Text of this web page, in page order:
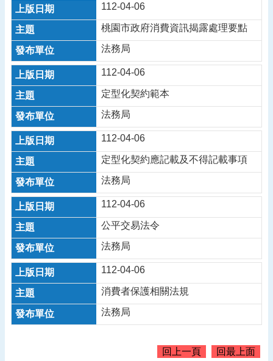
認
識
我
們
關
通
訊
錄
業
務
資
訊
便
民
服
務
府
資
訊
公
112-04-06
桃園市政府消費資訊揭露處理要點
法務局
112-04-06
定型化契約範本
法務局
112-04-06
定型化契約應記載及不得記載事項
法務局
112-04-06
公平交易法令
法務局
112-04-06
消費者保護相關法規
法務局
回上一頁 回最上面